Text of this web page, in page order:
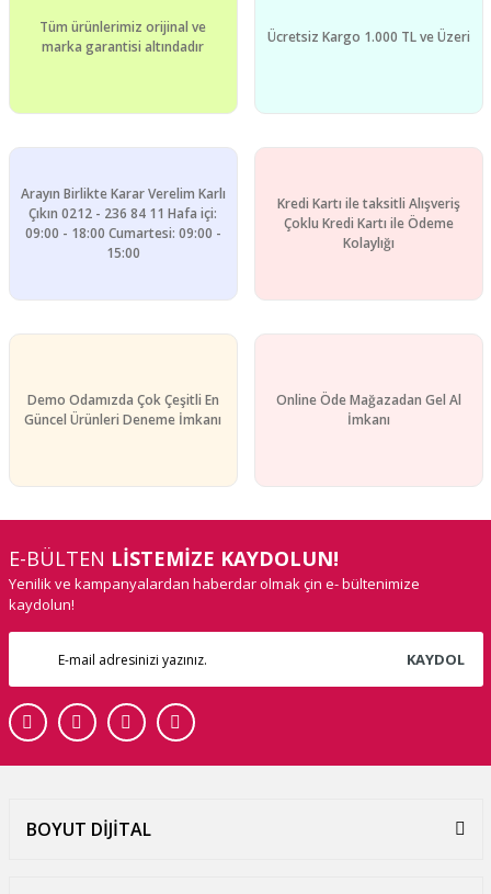
Ürün bilgilerinde hatalar bulunuyor.
Tüm ürünlerimiz orijinal ve
marka garantisi altındadır
Ücretsiz Kargo 1.000 TL ve Üzeri
Arayın Birlikte Karar Verelim Karlı
Çıkın 0212 - 236 84 11 Hafa içi:
09:00 - 18:00 Cumartesi: 09:00 -
15:00
Kredi Kartı ile taksitli Alışveriş
Çoklu Kredi Kartı ile Ödeme
Kolaylığı
Demo Odamızda Çok Çeşitli En
Güncel Ürünleri Deneme İmkanı
Online Öde Mağazadan Gel Al
İmkanı
E-BÜLTEN LİSTEMİZE KAYDOLUN!
Yenilik ve kampanyalardan haberdar olmak çin e- bültenimize
kaydolun!
KAYDOL
BOYUT DİJİTAL